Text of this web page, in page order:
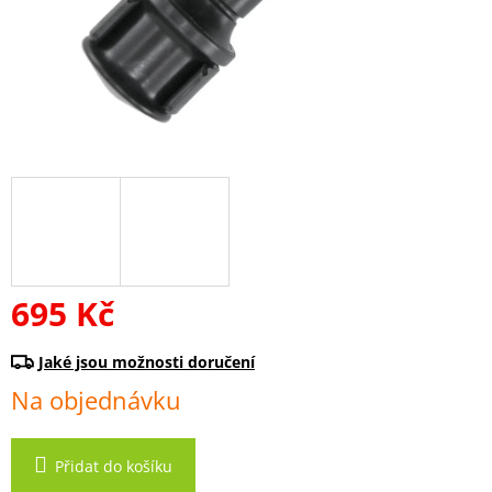
695 Kč
cena:
Na objednávku
Přidat do košíku